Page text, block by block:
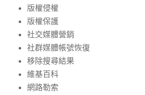
版權侵權
版權保護
社交媒體營銷
社群媒體帳號恢復
移除搜尋結果
維基百科
網路勒索